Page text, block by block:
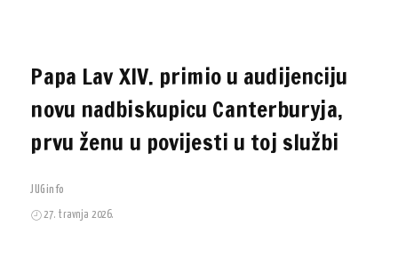
Papa Lav XIV. primio u audijenciju
novu nadbiskupicu Canterburyja,
prvu ženu u povijesti u toj službi
JUGinfo
27. travnja 2026.